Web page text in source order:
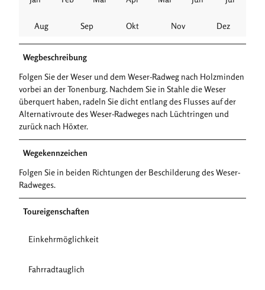
Aug Sep Okt Nov Dez
Wegbeschreibung
Folgen Sie der Weser und dem Weser-Radweg nach Holzminden
vorbei an der Tonenburg. Nachdem Sie in Stahle die Weser
überquert haben, radeln Sie dicht entlang des Flusses auf der
Alternativroute des Weser-Radweges nach Lüchtringen und
zurück nach Höxter.
Wegekennzeichen
Folgen Sie in beiden Richtungen der Beschilderung des Weser-
Radweges.
Toureigenschaften
Einkehrmöglichkeit
Fahrradtauglich